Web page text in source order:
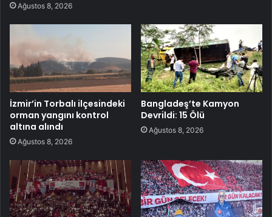
Ağustos 8, 2026
İzmir’in Torbalı ilçesindeki
orman yangını kontrol
altına alındı
Ağustos 8, 2026
Bangladeş’te Kamyon
Devrildi: 15 Ölü
Ağustos 8, 2026